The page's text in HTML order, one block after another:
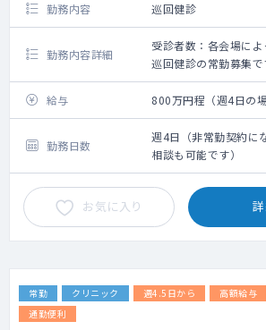
勤務内容 巡回健診
勤務内容詳細
受診者数：各会場に
巡回健診の常勤募集で
勤務日・勤務時間等
す。
■送迎・前泊
応相談となります。
■その他
現地集合の場合、勤
厳守です。
給与 800万円程（週4日の場
勤務日数
週4日（非常勤契約に
相談も可能です）
お気に入り
常勤 クリニック 週4.5日から 高額給与
通勤便利